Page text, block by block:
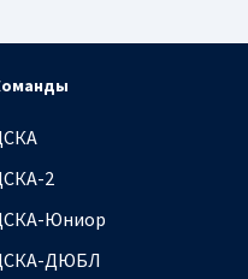
2
Юниор
ДЮБЛ